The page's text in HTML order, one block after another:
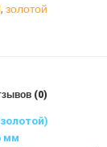
,золотой
(0)
мм